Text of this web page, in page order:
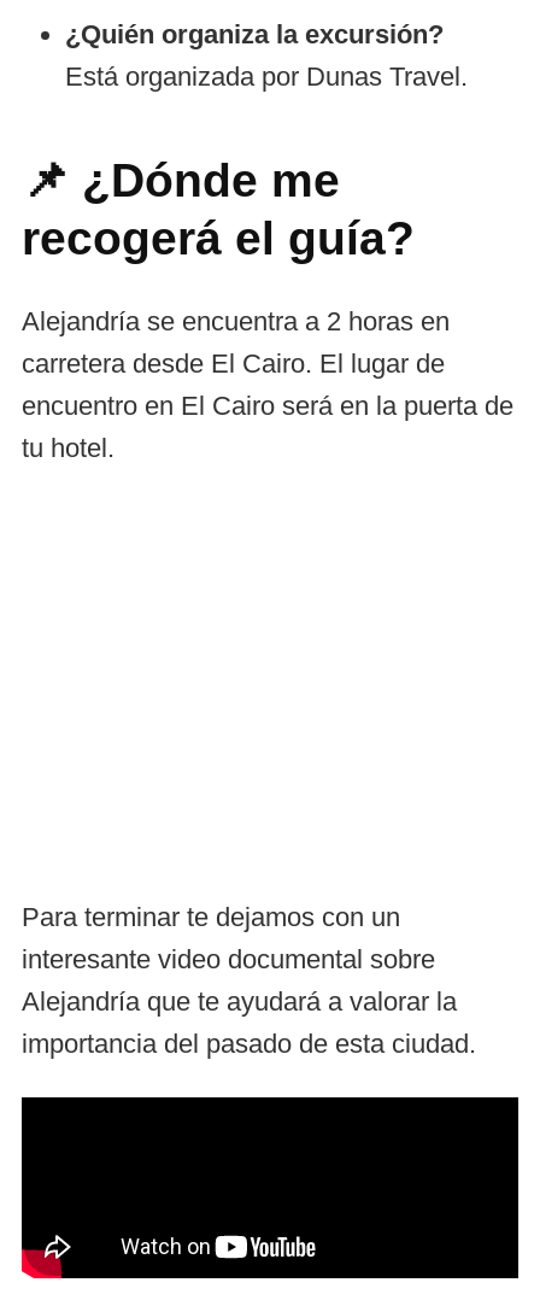
¿Quién organiza la excursión?
Está organizada por Dunas Travel.
📌 ¿Dónde me
recogerá el guía?
Alejandría se encuentra a 2 horas en
carretera desde El Cairo. El lugar de
encuentro en El Cairo será en la puerta de
tu hotel.
Para terminar te dejamos con un
interesante video documental sobre
Alejandría que te ayudará a valorar la
importancia del pasado de esta ciudad.